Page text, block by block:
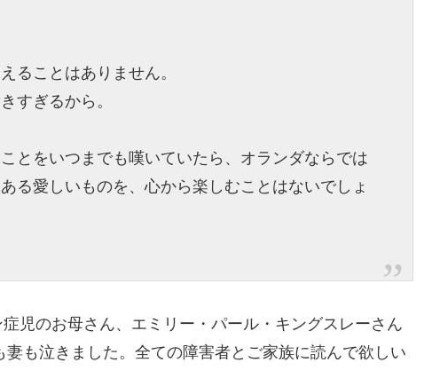
ることはありません。
すぎるから。
とをいつまでも嘆いていたら、オランダならでは
る愛しいものを、心から楽しむことはないでしょ
児のお母さん、エミリー・パール・キングスレーさん
も泣きました。全ての障害者とご家族に読んで欲しい